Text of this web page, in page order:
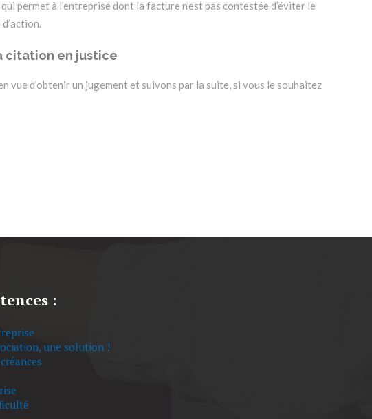
permet à l’entreprise dont la facture n’est pas contestée d’éviter le
citation en justice
vue d’obtenir un jugement et suivons par la suite, si vous le souhaitez
:
une solution !